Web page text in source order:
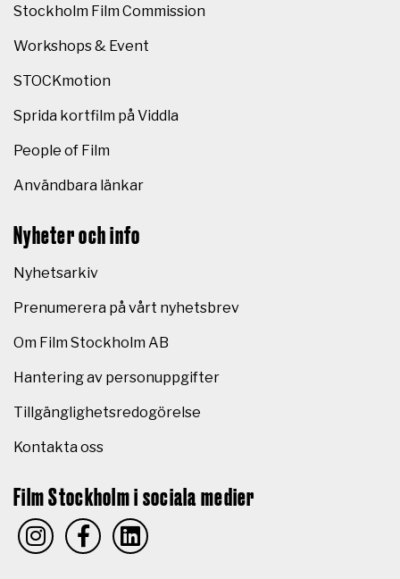
Stockholm Film Commission
Workshops & Event
STOCKmotion
Sprida kortfilm på Viddla
People of Film
Användbara länkar
Nyheter och info
Nyhetsarkiv
Prenumerera på vårt nyhetsbrev
Om Film Stockholm AB
Hantering av personuppgifter
Tillgänglighetsredogörelse
Kontakta oss
Film Stockholm i sociala medier